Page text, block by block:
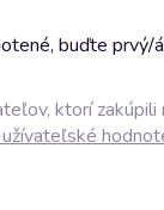
buďte prvý/
ktorí